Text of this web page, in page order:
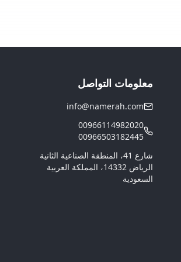
معلومات التواصل
info@namerah.com
00966114982020
00966503182445
شارع 41، المنطقة الصناعية الثانية
الرياض 14332، المملكة العربية
السعودية